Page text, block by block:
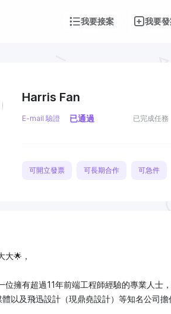
我要接案 我要
Harris Fan
E-mail 驗證 已通過 已完成任務
可開立發票 可長期合作 可急件
大🌟，
位擁有超過11年前端工程師經驗的專業人士
以及飛迅設計（現鼎堯設計）等知名公司擔